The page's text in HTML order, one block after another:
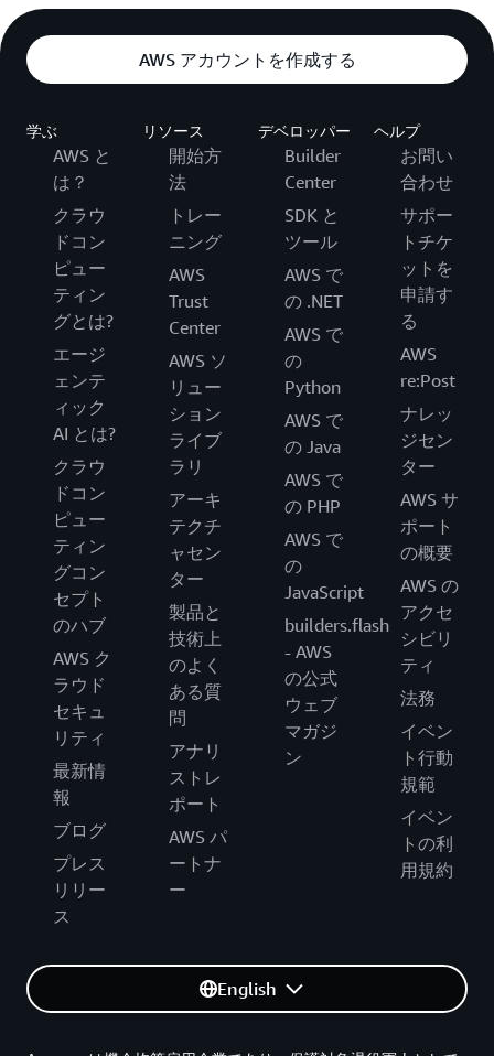
AWS アカウントを作成する
学ぶ
AWS と
は？
クラウ
ドコン
ピュー
ティン
グとは?
エージ
ェンテ
ィック
AI とは?
クラウ
ドコン
ピュー
ティン
グコン
セプト
のハブ
AWS ク
ラウド
セキュ
リティ
最新情
報
ブログ
プレス
リリー
ス
リソース
開始方
法
トレー
ニング
AWS
Trust
Center
AWS ソ
リュー
ション
ライブ
ラリ
アーキ
テクチ
ャセン
ター
製品と
技術上
のよく
ある質
問
アナリ
ストレ
ポート
AWS パ
ートナ
ー
デベロッパー
Builder
Center
SDK と
ツール
AWS で
の .NET
AWS で
の
Python
AWS で
の Java
AWS で
の PHP
AWS で
の
JavaScript
builders.flash
- AWS
の公式
ウェブ
マガジ
ン
ヘルプ
お問い
合わせ
サポー
トチケ
ットを
申請す
る
AWS
re:Post
ナレッ
ジセン
ター
AWS サ
ポート
の概要
AWS の
アクセ
シビリ
ティ
法務
イベン
ト行動
規範
イベン
トの利
用規約
English